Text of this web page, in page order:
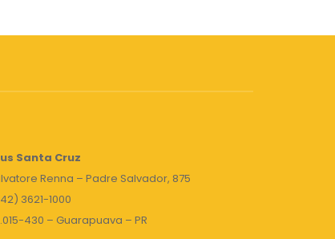
Santa Cruz
Renna – Padre Salvador, 875
3621-1000
430 – Guarapuava – PR